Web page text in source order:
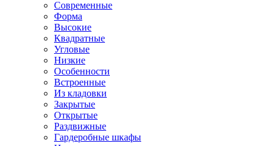
Современные
Форма
Высокие
Квадратные
Угловые
Низкие
Особенности
Встроенные
Из кладовки
Закрытые
Открытые
Раздвижные
Гардеробные шкафы